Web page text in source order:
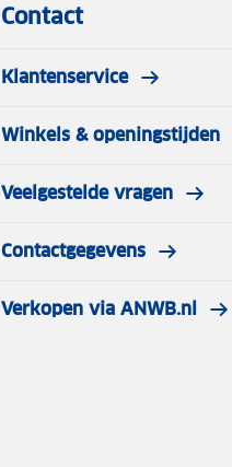
Contact
Klantenservice
Winkels & openingstijden
Veelgestelde vragen
Contactgegevens
Verkopen via ANWB.nl